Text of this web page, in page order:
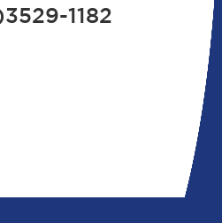
1182